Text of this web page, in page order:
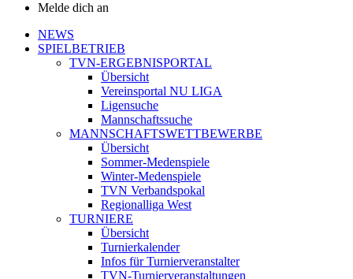
Melde dich an
NEWS
SPIELBETRIEB
TVN-ERGEBNISPORTAL
Übersicht
Vereinsportal NU LIGA
Ligensuche
Mannschaftssuche
MANNSCHAFTSWETTBEWERBE
Übersicht
Sommer-Medenspiele
Winter-Medenspiele
TVN Verbandspokal
Regionalliga West
TURNIERE
Übersicht
Turnierkalender
Infos für Turnierveranstalter
TVN-Turnierveranstaltungen